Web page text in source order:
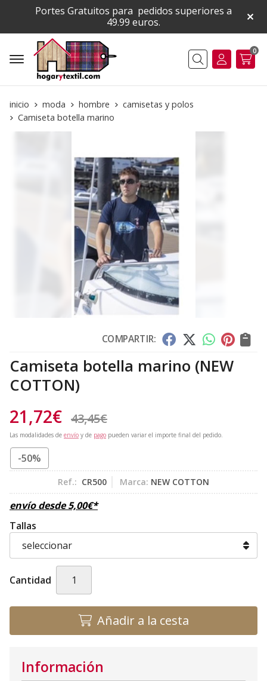
Portes Gratuitos para pedidos superiores a
49.99 euros.
Buscar
0
inicio moda hombre
camisetas y polos
Camiseta botella marino
COMPARTIR:
Camiseta botella marino (NEW
COTTON)
21,72€ 43,45€
Las modalidades de envío y de pago pueden variar el importe final del pedido.
-50%
Ref.: CR500 Marca: NEW COTTON
envío desde5,00€*
Tallas
Cantidad
Añadir a la cesta
Información